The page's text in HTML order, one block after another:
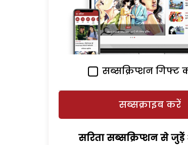
सब्सक्रिप्शन गिफ्ट
सब्सक्राइब करें
सरिता सब्सक्रिप्शन से